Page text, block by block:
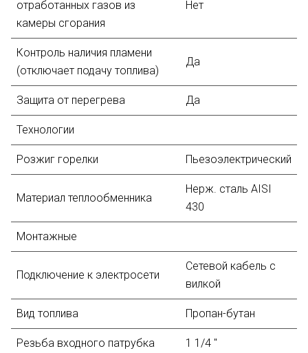
отработанных газов из
камеры сгорания
Нет
Контроль наличия пламени
(отключает подачу топлива)
Да
Защита от перегрева Да
Технологии
Розжиг горелки Пьезоэлектрический
Материал теплообменника
Нерж. сталь AISI
430
Монтажные
Подключение к электросети
Сетевой кабель с
вилкой
Вид топлива Пропан-бутан
Резьба входного патрубка 1 1/4 "